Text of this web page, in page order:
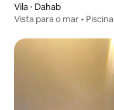
Vila ⋅ Dahab
Vista para o mar •